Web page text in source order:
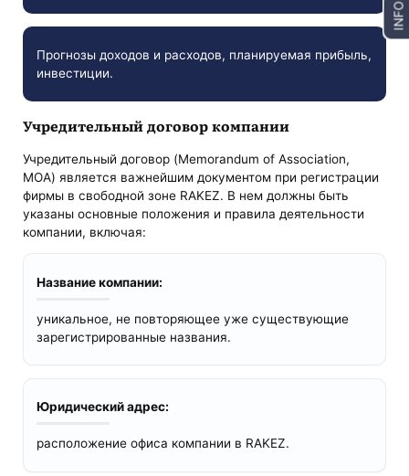
Прогнозы доходов и расходов, планируемая прибыль,
инвестиции.
Учредительный договор компании
Учредительный договор (Memorandum of Association,
MOA) является важнейшим документом при регистрации
фирмы в свободной зоне RAKEZ. В нем должны быть
указаны основные положения и правила деятельности
компании, включая:
Название компании:
уникальное, не повторяющее уже существующие
зарегистрированные названия.
Юридический адрес:
расположение офиса компании в RAKEZ.
INFO